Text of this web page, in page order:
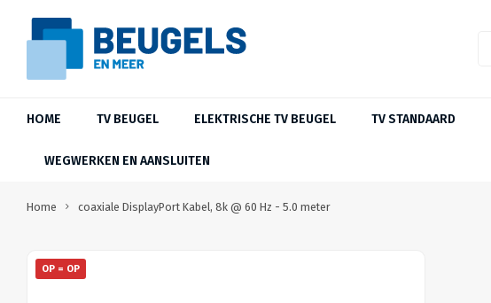
HOME TV BEUGEL ELEKTRISCHE TV BEUGEL TV STANDAARD
WEGWERKEN EN AANSLUITEN
Home coaxiale DisplayPort Kabel, 8k @ 60 Hz - 5.0 meter
OP = OP